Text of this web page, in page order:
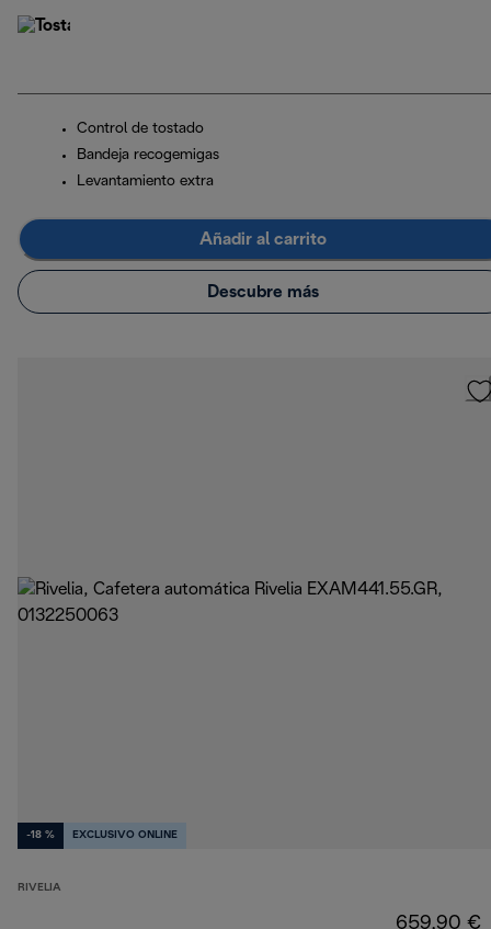
Control de tostado
Bandeja recogemigas
Levantamiento extra
Añadir al carrito
Descubre más
-18 % EXCLUSIVO ONLINE
RIVELIA
659,90 €